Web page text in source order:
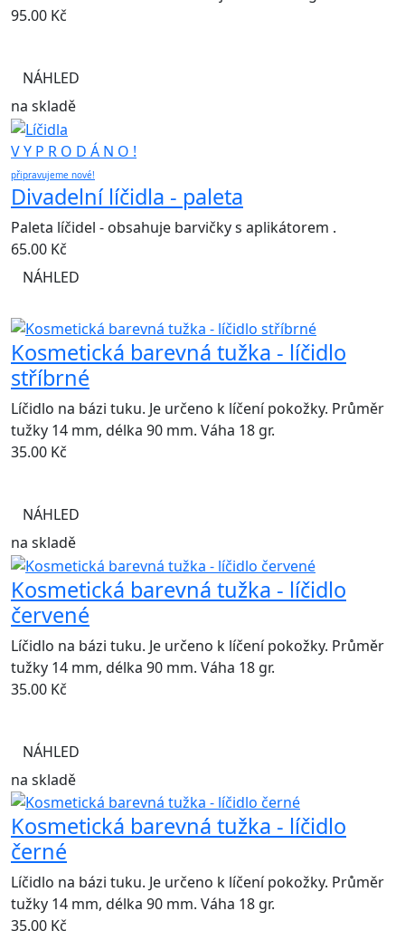
95.00 Kč
NÁHLED
na skladě
V Y P R O D Á N O !
připravujeme nové!
Divadelní líčidla - paleta
Paleta líčidel - obsahuje barvičky s aplikátorem .
65.00 Kč
NÁHLED
Kosmetická barevná tužka - líčidlo
stříbrné
Líčidlo na bázi tuku. Je určeno k líčení pokožky. Průměr
tužky 14 mm, délka 90 mm. Váha 18 gr.
35.00 Kč
NÁHLED
na skladě
Kosmetická barevná tužka - líčidlo
červené
Líčidlo na bázi tuku. Je určeno k líčení pokožky. Průměr
tužky 14 mm, délka 90 mm. Váha 18 gr.
35.00 Kč
NÁHLED
na skladě
Kosmetická barevná tužka - líčidlo
černé
Líčidlo na bázi tuku. Je určeno k líčení pokožky. Průměr
tužky 14 mm, délka 90 mm. Váha 18 gr.
35.00 Kč